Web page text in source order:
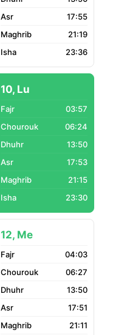
17:55
21:19
23:36
10, Lu
03:57
06:24
13:50
17:53
21:15
23:30
12, Me
04:03
06:27
13:50
17:51
21:11